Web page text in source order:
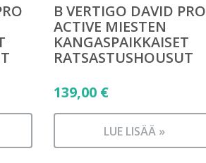
B VERTIGO DAVID PRO
ACTIVE MIESTEN
KANGASPAIKKAISET
RATSASTUSHOUSUT
139,00 €
LUE LISÄÄ »